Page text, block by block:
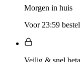
Morgen in huis
Voor 23:59